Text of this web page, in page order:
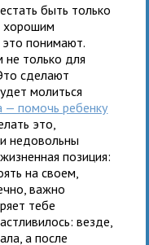
быть только
хорошим
это понимают.
только для
сделают
молиться
— помочь ребенку
это,
недовольны
позиция:
на своем,
важно
тебе
везде,
а после